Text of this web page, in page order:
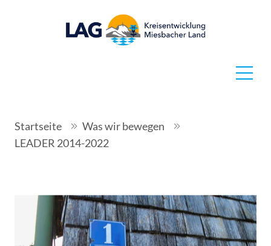
Startseite
Was wir bewegen
LEADER 2014-2022